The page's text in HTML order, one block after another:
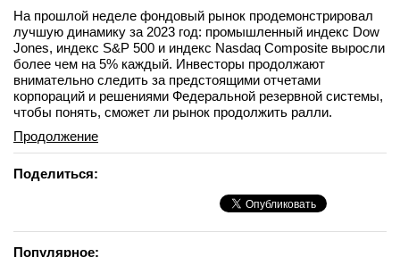
На прошлой неделе фондовый рынок продемонстрировал
лучшую динамику за 2023 год: промышленный индекс Dow
Jones, индекс S&P 500 и индекс Nasdaq Composite выросли
более чем на 5% каждый. Инвесторы продолжают
внимательно следить за предстоящими отчетами
корпораций и решениями Федеральной резервной системы,
чтобы понять, сможет ли рынок продолжить ралли.
Продолжение
Поделиться:
Популярное: